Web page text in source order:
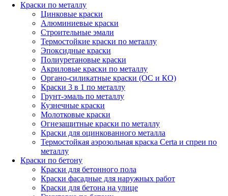
Краски по металлу
Цинковые краски
Алюминиевые краски
Строительные эмали
Термостойкие краски по металлу
Эпоксидные краски
Полиуретановые краски
Акриловые краски по металлу
Органо-силикатные краски (ОС и КО)
Краски 3 в 1 по металлу
Грунт-эмаль по металлу
Кузнечные краски
Молотковые краски
Огнезащитные краски по металлу
Краски для оцинкованного металла
Термостойкая аэрозольная краска Certa и спреи по
металлу
Краски по бетону
Краски для бетонного пола
Краски фасадные для наружных работ
Краски для бетона на улице